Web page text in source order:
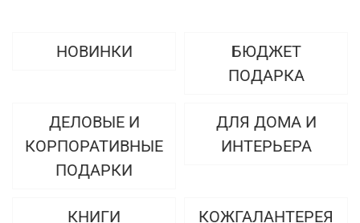
НОВИНКИ
БЮДЖЕТ
ПОДАРКА
ДЕЛОВЫЕ И
КОРПОРАТИВНЫЕ
ПОДАРКИ
ДЛЯ ДОМА И
ИНТЕРЬЕРА
КНИГИ
КОЖГАЛАНТЕРЕЯ